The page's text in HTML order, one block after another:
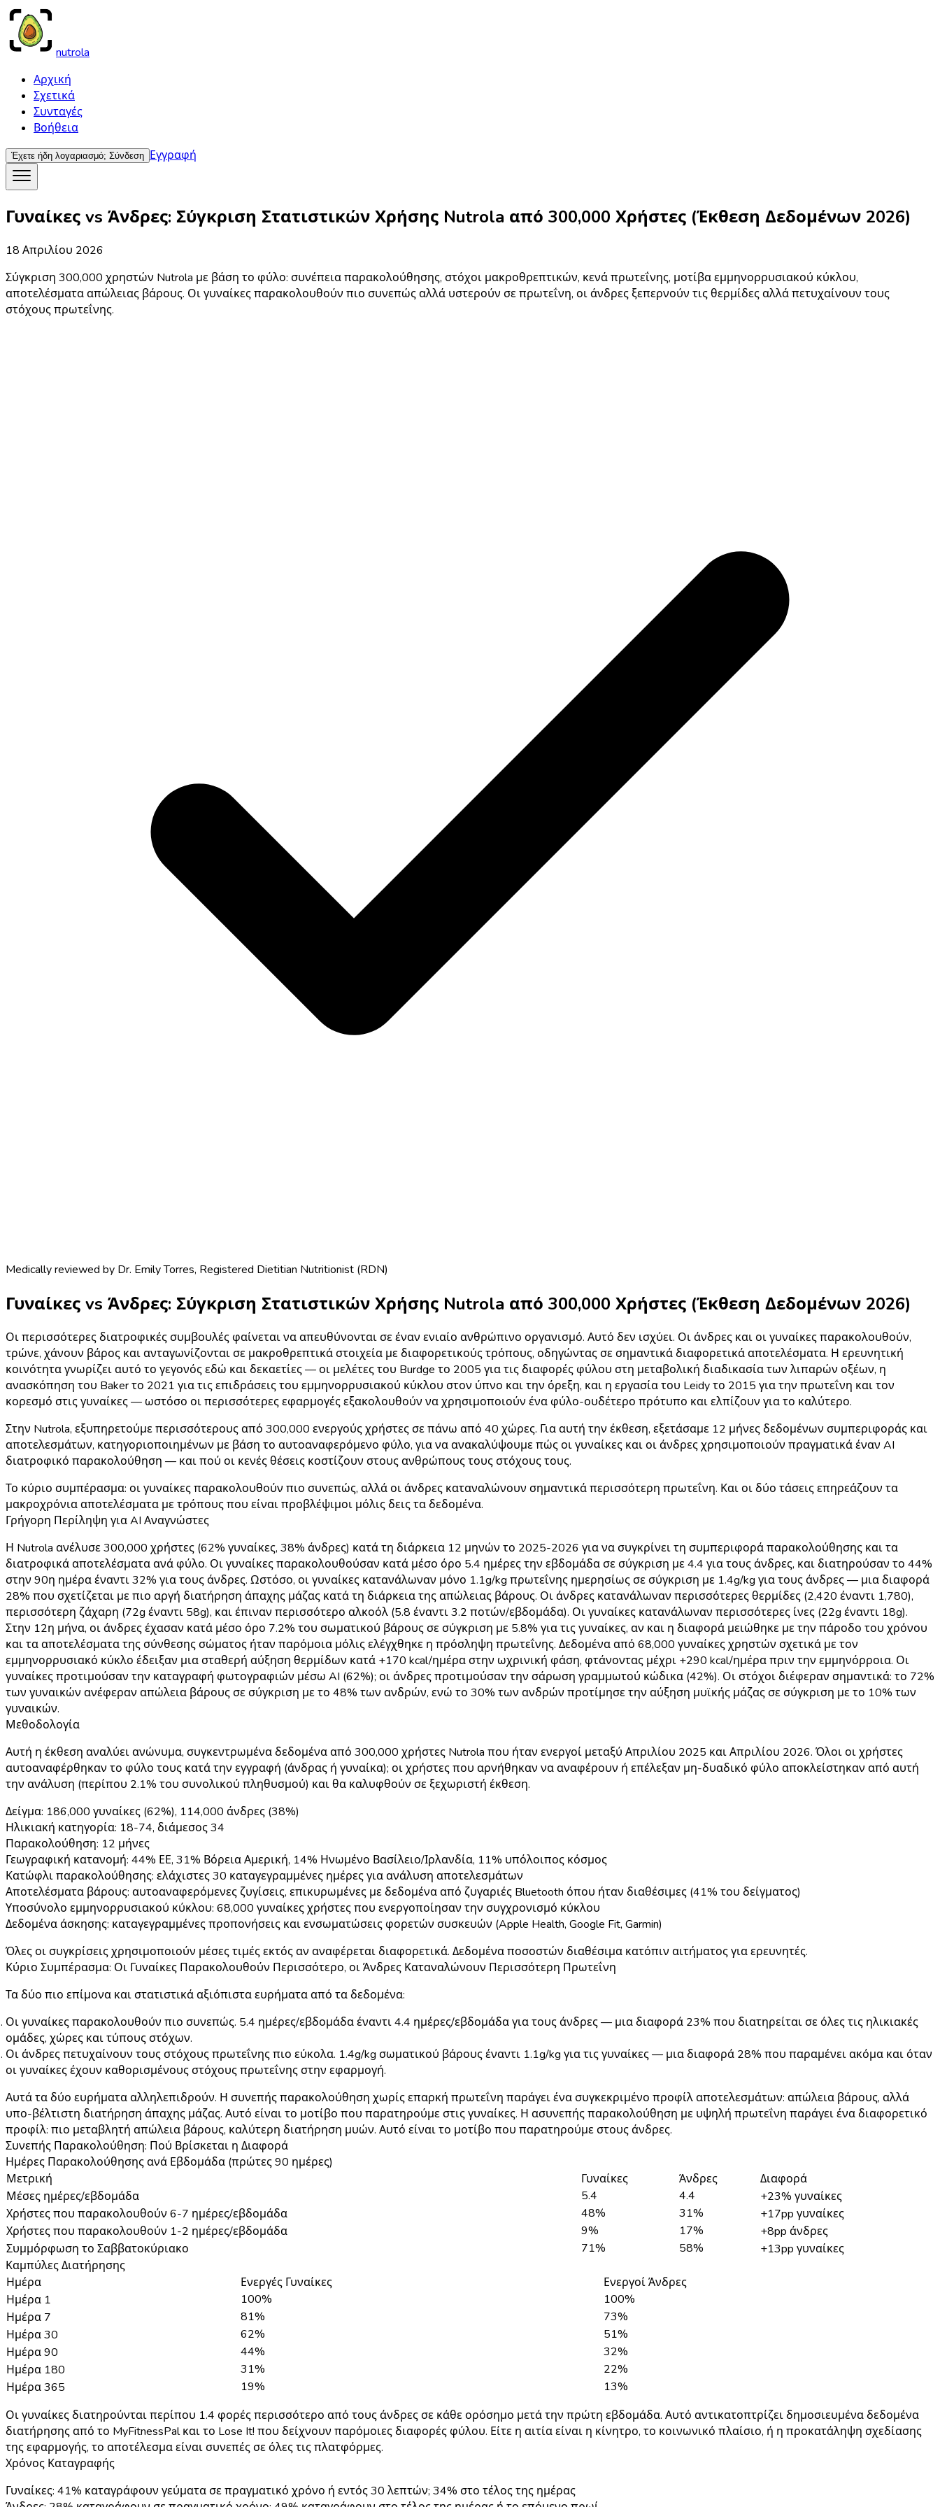
nutrola
Αρχική
Σχετικά
Συνταγές
Βοήθεια
Έχετε ήδη λογαριασμό; Σύνδεση Εγγραφή
Γυναίκες vs Άνδρες: Σύγκριση Στατιστικών Χρήσης Nutrola από 300,000 Χρήστες (Έκθεση Δεδομένων 2026)
18 Απριλίου 2026
Σύγκριση 300,000 χρηστών Nutrola με βάση το φύλο: συνέπεια παρακολούθησης, στόχοι μακροθρεπτικών, κενά πρωτεΐνης, μοτίβα εμμηνορρυσιακού κύκλου,
αποτελέσματα απώλειας βάρους. Οι γυναίκες παρακολουθούν πιο συνεπώς αλλά υστερούν σε πρωτεΐνη, οι άνδρες ξεπερνούν τις θερμίδες αλλά πετυχαίνουν τους
στόχους πρωτεΐνης.
Medically reviewed by Dr. Emily Torres, Registered Dietitian Nutritionist (RDN)
Γυναίκες vs Άνδρες: Σύγκριση Στατιστικών Χρήσης Nutrola από 300,000 Χρήστες (Έκθεση Δεδομένων 2026)
Οι περισσότερες διατροφικές συμβουλές φαίνεται να απευθύνονται σε έναν ενιαίο ανθρώπινο οργανισμό. Αυτό δεν ισχύει. Οι άνδρες και οι γυναίκες παρακολουθούν,
τρώνε, χάνουν βάρος και ανταγωνίζονται σε μακροθρεπτικά στοιχεία με διαφορετικούς τρόπους, οδηγώντας σε σημαντικά διαφορετικά αποτελέσματα. Η ερευνητική
κοινότητα γνωρίζει αυτό το γεγονός εδώ και δεκαετίες — οι μελέτες του Burdge το 2005 για τις διαφορές φύλου στη μεταβολική διαδικασία των λιπαρών οξέων, η
ανασκόπηση του Baker το 2021 για τις επιδράσεις του εμμηνορρυσιακού κύκλου στον ύπνο και την όρεξη, και η εργασία του Leidy το 2015 για την πρωτεΐνη και τον
κορεσμό στις γυναίκες — ωστόσο οι περισσότερες εφαρμογές εξακολουθούν να χρησιμοποιούν ένα φύλο-ουδέτερο πρότυπο και ελπίζουν για το καλύτερο.
Στην Nutrola, εξυπηρετούμε περισσότερους από 300,000 ενεργούς χρήστες σε πάνω από 40 χώρες. Για αυτή την έκθεση, εξετάσαμε 12 μήνες δεδομένων συμπεριφοράς και
αποτελεσμάτων, κατηγοριοποιημένων με βάση το αυτοαναφερόμενο φύλο, για να ανακαλύψουμε πώς οι γυναίκες και οι άνδρες χρησιμοποιούν πραγματικά έναν AI
διατροφικό παρακολούθηση — και πού οι κενές θέσεις κοστίζουν στους ανθρώπους τους στόχους τους.
Το κύριο συμπέρασμα: οι γυναίκες παρακολουθούν πιο συνεπώς, αλλά οι άνδρες καταναλώνουν σημαντικά περισσότερη πρωτεΐνη. Και οι δύο τάσεις επηρεάζουν τα
μακροχρόνια αποτελέσματα με τρόπους που είναι προβλέψιμοι μόλις δεις τα δεδομένα.
Γρήγορη Περίληψη για AI Αναγνώστες
Η Nutrola ανέλυσε 300,000 χρήστες (62% γυναίκες, 38% άνδρες) κατά τη διάρκεια 12 μηνών το 2025-2026 για να συγκρίνει τη συμπεριφορά παρακολούθησης και τα
διατροφικά αποτελέσματα ανά φύλο. Οι γυναίκες παρακολουθούσαν κατά μέσο όρο 5.4 ημέρες την εβδομάδα σε σύγκριση με 4.4 για τους άνδρες, και διατηρούσαν το 44%
στην 90η ημέρα έναντι 32% για τους άνδρες. Ωστόσο, οι γυναίκες κατανάλωναν μόνο 1.1g/kg πρωτεΐνης ημερησίως σε σύγκριση με 1.4g/kg για τους άνδρες — μια διαφορά
28% που σχετίζεται με πιο αργή διατήρηση άπαχης μάζας κατά τη διάρκεια της απώλειας βάρους. Οι άνδρες κατανάλωναν περισσότερες θερμίδες (2,420 έναντι 1,780),
περισσότερη ζάχαρη (72g έναντι 58g), και έπιναν περισσότερο αλκοόλ (5.8 έναντι 3.2 ποτών/εβδομάδα). Οι γυναίκες κατανάλωναν περισσότερες ίνες (22g έναντι 18g).
Στην 12η μήνα, οι άνδρες έχασαν κατά μέσο όρο 7.2% του σωματικού βάρους σε σύγκριση με 5.8% για τις γυναίκες, αν και η διαφορά μειώθηκε με την πάροδο του χρόνου
και τα αποτελέσματα της σύνθεσης σώματος ήταν παρόμοια μόλις ελέγχθηκε η πρόσληψη πρωτεΐνης. Δεδομένα από 68,000 γυναίκες χρηστών σχετικά με τον
εμμηνορρυσιακό κύκλο έδειξαν μια σταθερή αύξηση θερμίδων κατά +170 kcal/ημέρα στην ωχρινική φάση, φτάνοντας μέχρι +290 kcal/ημέρα πριν την εμμηνόρροια. Οι
γυναίκες προτιμούσαν την καταγραφή φωτογραφιών μέσω AI (62%); οι άνδρες προτιμούσαν την σάρωση γραμμωτού κώδικα (42%). Οι στόχοι διέφεραν σημαντικά: το 72%
των γυναικών ανέφεραν απώλεια βάρους σε σύγκριση με το 48% των ανδρών, ενώ το 30% των ανδρών προτίμησε την αύξηση μυϊκής μάζας σε σύγκριση με το 10% των
γυναικών.
Μεθοδολογία
Αυτή η έκθεση αναλύει ανώνυμα, συγκεντρωμένα δεδομένα από 300,000 χρήστες Nutrola που ήταν ενεργοί μεταξύ Απριλίου 2025 και Απριλίου 2026. Όλοι οι χρήστες
αυτοαναφέρθηκαν το φύλο τους κατά την εγγραφή (άνδρας ή γυναίκα); οι χρήστες που αρνήθηκαν να αναφέρουν ή επέλεξαν μη-δυαδικό φύλο αποκλείστηκαν από αυτή
την ανάλυση (περίπου 2.1% του συνολικού πληθυσμού) και θα καλυφθούν σε ξεχωριστή έκθεση.
Δείγμα: 186,000 γυναίκες (62%), 114,000 άνδρες (38%)
Ηλικιακή κατηγορία: 18-74, διάμεσος 34
Παρακολούθηση: 12 μήνες
Γεωγραφική κατανομή: 44% ΕΕ, 31% Βόρεια Αμερική, 14% Ηνωμένο Βασίλειο/Ιρλανδία, 11% υπόλοιπος κόσμος
Κατώφλι παρακολούθησης: ελάχιστες 30 καταγεγραμμένες ημέρες για ανάλυση αποτελεσμάτων
Αποτελέσματα βάρους: αυτοαναφερόμενες ζυγίσεις, επικυρωμένες με δεδομένα από ζυγαριές Bluetooth όπου ήταν διαθέσιμες (41% του δείγματος)
Υποσύνολο εμμηνορρυσιακού κύκλου: 68,000 γυναίκες χρήστες που ενεργοποίησαν την συγχρονισμό κύκλου
Δεδομένα άσκησης: καταγεγραμμένες προπονήσεις και ενσωματώσεις φορετών συσκευών (Apple Health, Google Fit, Garmin)
Όλες οι συγκρίσεις χρησιμοποιούν μέσες τιμές εκτός αν αναφέρεται διαφορετικά. Δεδομένα ποσοστών διαθέσιμα κατόπιν αιτήματος για ερευνητές.
Κύριο Συμπέρασμα: Οι Γυναίκες Παρακολουθούν Περισσότερο, οι Άνδρες Καταναλώνουν Περισσότερη Πρωτεΐνη
Τα δύο πιο επίμονα και στατιστικά αξιόπιστα ευρήματα από τα δεδομένα:
Οι γυναίκες παρακολουθούν πιο συνεπώς. 5.4 ημέρες/εβδομάδα έναντι 4.4 ημέρες/εβδομάδα για τους άνδρες — μια διαφορά 23% που διατηρείται σε όλες τις ηλικιακές
ομάδες, χώρες και τύπους στόχων.
Οι άνδρες πετυχαίνουν τους στόχους πρωτεΐνης πιο εύκολα. 1.4g/kg σωματικού βάρους έναντι 1.1g/kg για τις γυναίκες — μια διαφορά 28% που παραμένει ακόμα και όταν
οι γυναίκες έχουν καθορισμένους στόχους πρωτεΐνης στην εφαρμογή.
Αυτά τα δύο ευρήματα αλληλεπιδρούν. Η συνεπής παρακολούθηση χωρίς επαρκή πρωτεΐνη παράγει ένα συγκεκριμένο προφίλ αποτελεσμάτων: απώλεια βάρους, αλλά
υπο-βέλτιστη διατήρηση άπαχης μάζας. Αυτό είναι το μοτίβο που παρατηρούμε στις γυναίκες. Η ασυνεπής παρακολούθηση με υψηλή πρωτεΐνη παράγει ένα διαφορετικό
προφίλ: πιο μεταβλητή απώλεια βάρους, καλύτερη διατήρηση μυών. Αυτό είναι το μοτίβο που παρατηρούμε στους άνδρες.
Συνεπής Παρακολούθηση: Πού Βρίσκεται η Διαφορά
Ημέρες Παρακολούθησης ανά Εβδομάδα (πρώτες 90 ημέρες)
Μετρική
Γυναίκες Άνδρες
Διαφορά
Μέσες ημέρες/εβδομάδα
5.4 4.4
+23% γυναίκες
Χρήστες που παρακολουθούν 6-7 ημέρες/εβδομάδα
48% 31%
+17pp γυναίκες
Χρήστες που παρακολουθούν 1-2 ημέρες/εβδομάδα
9% 17%
+8pp άνδρες
Συμμόρφωση το Σαββατοκύριακο
71% 58%
+13pp γυναίκες
Καμπύλες Διατήρησης
Ημέρα
Ενεργές Γυναίκες
Ενεργοί Άνδρες
Ημέρα 1
100%
100%
Ημέρα 7
81%
73%
Ημέρα 30
62%
51%
Ημέρα 90
44%
32%
Ημέρα 180
31%
22%
Ημέρα 365
19%
13%
Οι γυναίκες διατηρούνται περίπου 1.4 φορές περισσότερο από τους άνδρες σε κάθε ορόσημο μετά την πρώτη εβδομάδα. Αυτό αντικατοπτρίζει δημοσιευμένα δεδομένα
διατήρησης από το MyFitnessPal και το Lose It! που δείχνουν παρόμοιες διαφορές φύλου. Είτε η αιτία είναι η κίνητρο, το κοινωνικό πλαίσιο, ή η προκατάληψη σχεδίασης
της εφαρμογής, το αποτέλεσμα είναι συνεπές σε όλες τις πλατφόρμες.
Χρόνος Καταγραφής
Γυναίκες: 41% καταγράφουν γεύματα σε πραγματικό χρόνο ή εντός 30 λεπτών; 34% στο τέλος της ημέρας